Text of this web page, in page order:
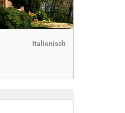
Italienisch